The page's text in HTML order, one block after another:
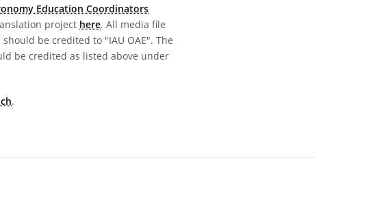
Education Coordinators
project here. All media file
should be credited to "IAU OAE". The
be credited as listed above under
.